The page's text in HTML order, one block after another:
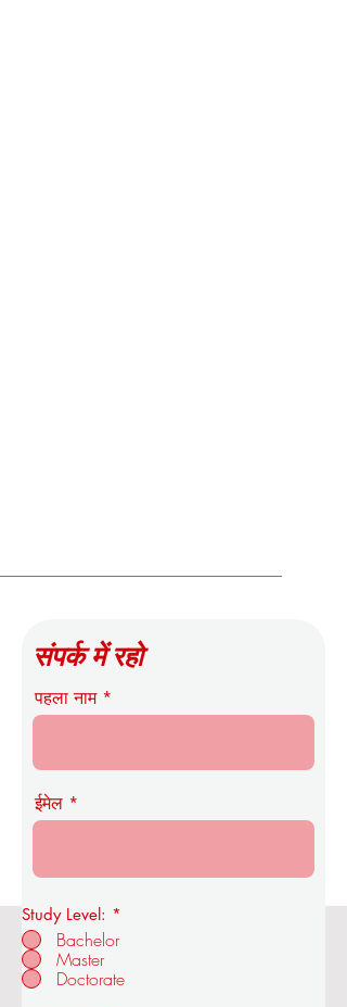
ओयूएस रॉयल एकेडमी ऑफ इकोनॉमिक्स एंड
टेक्नोलॉजी
संपर्क में रहो
पहला नाम
ईमेल
Study Level: *
Bachelor
Master
Doctorate